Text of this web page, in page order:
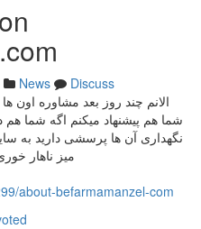
News
Discuss
الانم چند روز بعد مشاوره اون
شما هم پیشنهاد میکنم اگه شما هم
نگهداری آن ها پرسشی دارید به
میز ناهار
about-befarmamanzel-com